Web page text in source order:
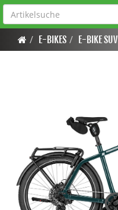
E-BIKES E-BIKE SUV